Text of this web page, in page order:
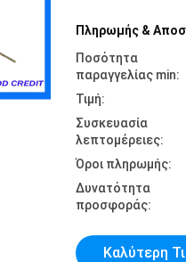
Πληρωμής &
Ποσότητα
παραγγελίας min:
Τιμή:
Συσκευασία
λεπτομέρειες:
Όροι πληρωμής:
Δυνατότητα
προσφοράς:
Καλύτερη